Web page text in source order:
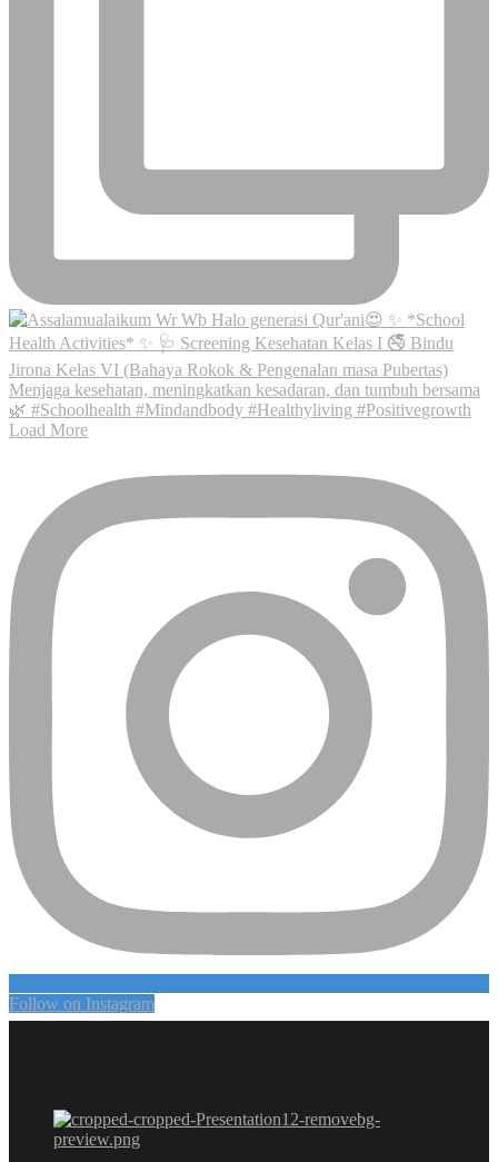
Load More
Follow on Instagram